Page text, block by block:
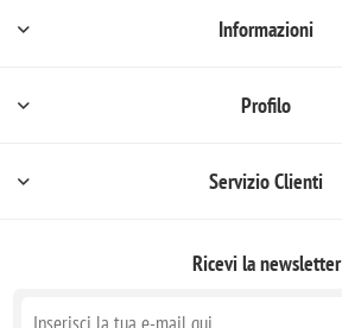
Informazioni
Profilo
Servizio Clienti
Ricevi la newsletter